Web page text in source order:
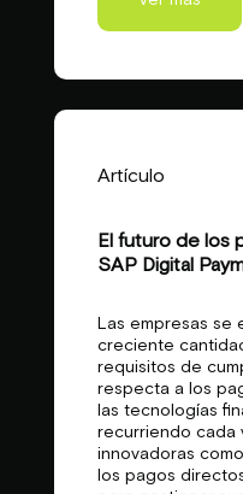
Artículo
El futuro de los
SAP Digital
Las empresas se
creciente
requisitos de
respecta a los
las tecnologías
recurriendo cada
innovadoras
los pagos